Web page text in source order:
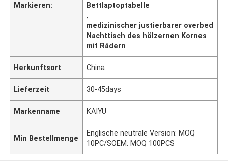
Markieren:
Bettlaptoptabelle
,
medizinischer justierbarer overbed
Nachttisch des hölzernen Kornes
mit Rädern
Herkunftsort China
Lieferzeit 30-45days
Markenname KAIYU
Min Bestellmenge
Englische neutrale Version: MOQ
10PC/SOEM: MOQ 100PCS